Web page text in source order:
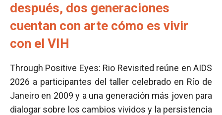
después, dos generaciones
cuentan con arte cómo es vivir
con el VIH
Through Positive Eyes: Rio Revisited reúne en AIDS
2026 a participantes del taller celebrado en Río de
Janeiro en 2009 y a una generación más joven para
dialogar sobre los cambios vividos y la persistencia